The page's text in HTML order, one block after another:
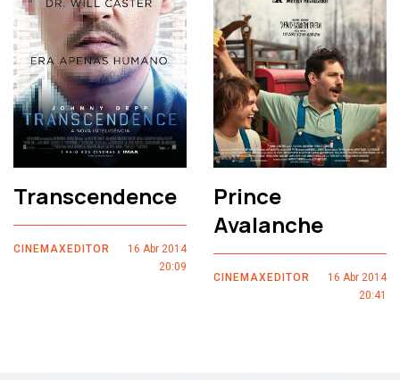
Transcendence
CINEMAXEDITOR
16 Abr 2014
20:09
Prince
Avalanche
CINEMAXEDITOR
16 Abr 2014
20:41